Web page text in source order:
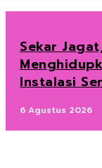
Sekar
Instalasi
6 Agustus 2026